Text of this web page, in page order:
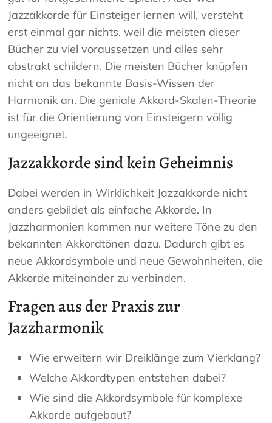
Jazzakkorde für Einsteiger lernen will, versteht
erst einmal gar nichts, weil die meisten dieser
Bücher zu viel voraussetzen und alles sehr
abstrakt schildern. Die meisten Bücher knüpfen
nicht an das bekannte Basis-Wissen der
Harmonik an. Die geniale Akkord-Skalen-Theorie
ist für die Orientierung von Einsteigern völlig
ungeeignet.
Jazzakkorde sind kein Geheimnis
Dabei werden in Wirklichkeit Jazzakkorde nicht
anders gebildet als einfache Akkorde. In
Jazzharmonien kommen nur weitere Töne zu den
bekannten Akkordtönen dazu. Dadurch gibt es
neue Akkordsymbole und neue Gewohnheiten, die
Akkorde miteinander zu verbinden.
Fragen aus der Praxis zur
Jazzharmonik
Wie erweitern wir Dreiklänge zum Vierklang?
Welche Akkordtypen entstehen dabei?
Wie sind die Akkordsymbole für komplexe
Akkorde aufgebaut?